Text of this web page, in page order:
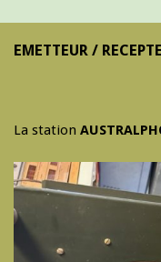
EMETTEUR /
La station